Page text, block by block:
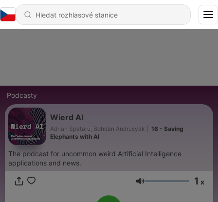
Podcasty
Wierd AI
Adrian Spataru, Bohdan Andrusyak
16 - Saving
Elephants with AI
The podcast for uncommon weird Artificial Intelligence
applications and news.
Hlasitost 1 x